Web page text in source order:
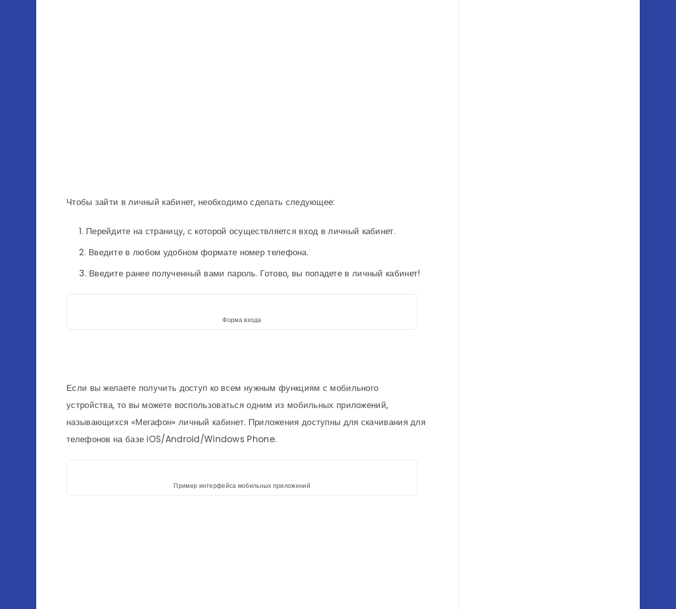
Чтобы зайти в личный кабинет, необходимо сделать следующее:
Перейдите на страницу, с которой осуществляется вход в личный кабинет.
Введите в любом удобном формате номер телефона.
Введите ранее полученный вами пароль. Готово, вы попадете в личный кабинет!
Форма входа
Если вы желаете получить доступ ко всем нужным функциям с мобильного
устройства, то вы можете воспользоваться одним из мобильных приложений,
называющихся «Мегафон» личный кабинет. Приложения доступны для скачивания для
телефонов на базе iOS/Android/Windows Phone.
Пример интерфейса мобильных приложений